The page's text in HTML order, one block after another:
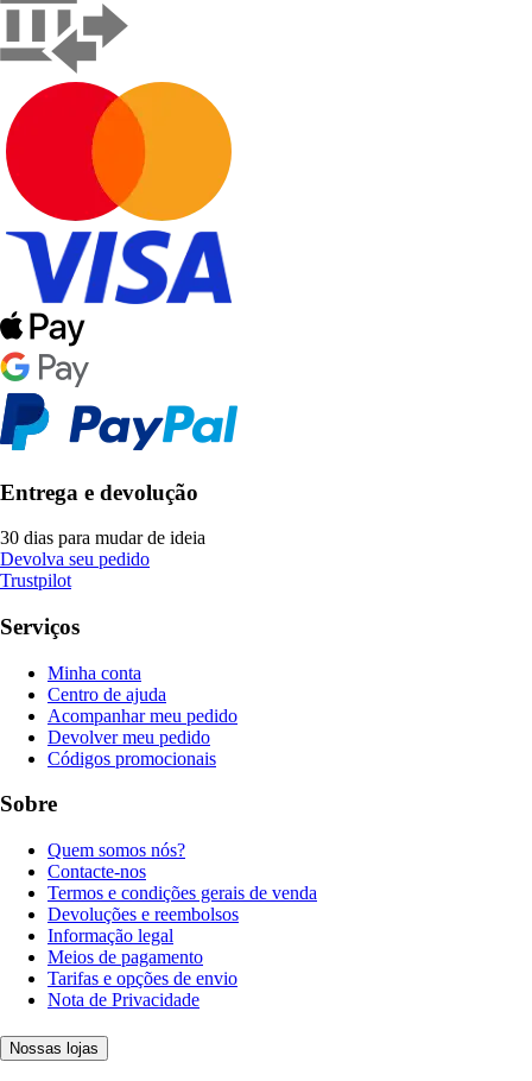
Entrega e devolução
30 dias para mudar de ideia
Devolva seu pedido
Trustpilot
Serviços
Minha conta
Centro de ajuda
Acompanhar meu pedido
Devolver meu pedido
Códigos promocionais
Sobre
Quem somos nós?
Contacte-nos
Termos e condições gerais de venda
Devoluções e reembolsos
Informação legal
Meios de pagamento
Tarifas e opções de envio
Nota de Privacidade
Nossas lojas